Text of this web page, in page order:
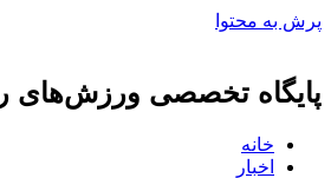
پرش به محتوا
پایگاه تخصصی ورزش‌های
خانه
اخبار